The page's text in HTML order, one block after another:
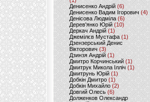
Денисенко Андрій (6)
Денисенко Вадим Ігорович (4)
Денісова Людміла(6)
Дерев'янко Юрій(10)
Деркач Андрій(1)
Джемілєв Мустафа (1)
Дзензерський Денис
Вікторович (3)
Дзинзя Андрій (1)
Дмитро Корчинський (1)
Дмитрук Микола Ілліч (1)
Дмитрунь Юрій (1)
Добкін Дмитро(1)
Добкін Михайло (2)
Довгий Олесь (6)
Долженков Олександр